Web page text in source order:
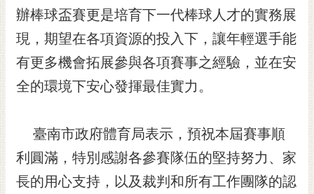
報
市
民
信
箱
本
辦棒球盃賽更是培育下一代棒球人才的實務展
現，期望在各項資源的投入下，讓年輕選手能
有更多機會拓展參與各項賽事之經驗，並在安
全的環境下安心發揮最佳實力。
臺南市政府體育局表示，預祝本屆賽事順
利圓滿，特別感謝各參賽隊伍的堅持努力、家
長的用心支持，以及裁判和所有工作團隊的認